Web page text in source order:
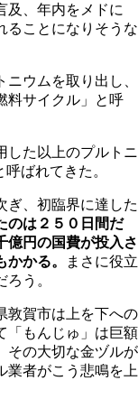
及、年内をメドに
ることになりそうな
ウムを取り出し、
料サイクル」と呼
した以上のプルトニ
ばれてきた。
ぎ、初臨界に達した
のは２５０日間だ
億円の国費が投入さ
かる。
まさに役立
う。
敦賀市は上を下への
「もんじゅ」は巨額
その大切な金ヅルが
業者がこう悲鳴を上